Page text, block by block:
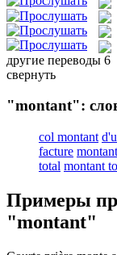
другие переводы 6
свернуть
"montant":
col montant
facture
total montant
Примеры
"montant"